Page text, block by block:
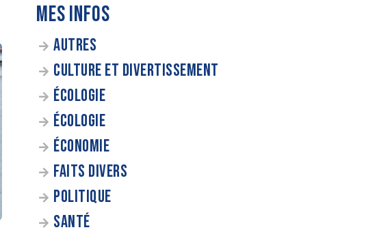
MES INFOS
AUTRES
CULTURE ET DIVERTISSEMENT
ÉCOLOGIE
ÉCOLOGIE
ÉCONOMIE
FAITS DIVERS
POLITIQUE
SANTÉ